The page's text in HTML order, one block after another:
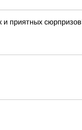
приятных